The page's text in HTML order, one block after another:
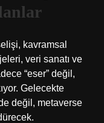
kavramsal
veri sanatı ve
“eser” değil,
Gelecekte
değil, metaverse